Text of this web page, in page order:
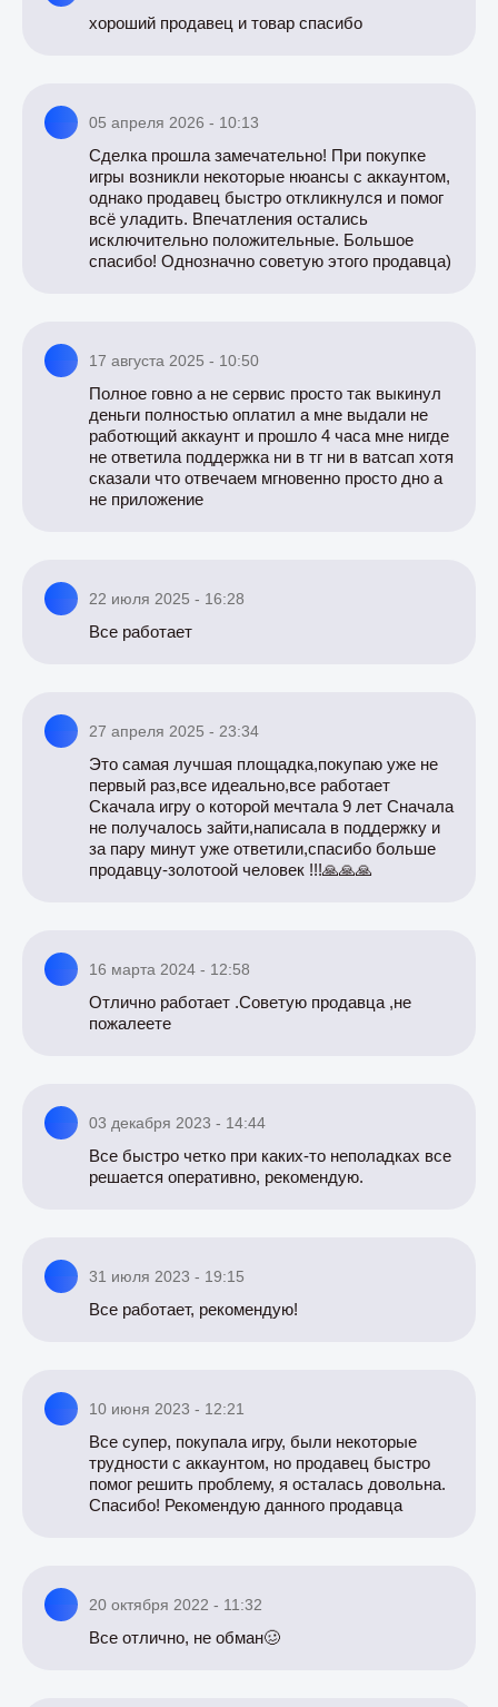
хороший продавец и товар спасибо
05 апреля 2026 - 10:13
Сделка прошла замечательно! При покупке
игры возникли некоторые нюансы с аккаунтом,
однако продавец быстро откликнулся и помог
всё уладить. Впечатления остались
исключительно положительные. Большое
спасибо! Однозначно советую этого продавца)
17 августа 2025 - 10:50
Полное говно а не сервис просто так выкинул
деньги полностью оплатил а мне выдали не
работющий аккаунт и прошло 4 часа мне нигде
не ответила поддержка ни в тг ни в ватсап хотя
сказали что отвечаем мгновенно просто дно а
не приложение
22 июля 2025 - 16:28
Все работает
27 апреля 2025 - 23:34
Это самая лучшая площадка,покупаю уже не
первый раз,все идеально,все работает
Скачала игру о которой мечтала 9 лет Сначала
не получалось зайти,написала в поддержку и
за пару минут уже ответили,спасибо больше
продавцу-золотоой человек !!!🙏🙏🙏
16 марта 2024 - 12:58
Отлично работает .Советую продавца ,не
пожалеете
03 декабря 2023 - 14:44
Все быстро четко при каких-то неполадках все
решается оперативно, рекомендую.
31 июля 2023 - 19:15
Все работает, рекомендую!
10 июня 2023 - 12:21
Все супер, покупала игру, были некоторые
трудности с аккаунтом, но продавец быстро
помог решить проблему, я осталась довольна.
Спасибо! Рекомендую данного продавца
20 октября 2022 - 11:32
Все отлично, не обман🥴